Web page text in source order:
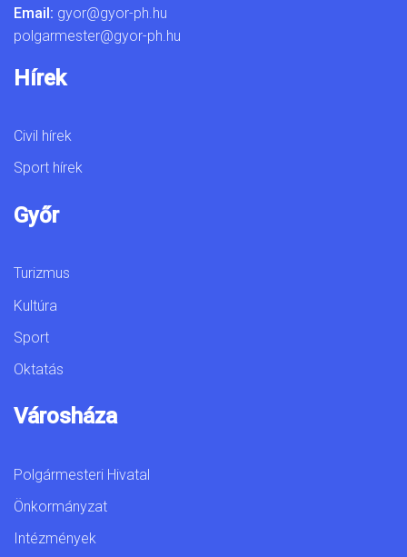
Email: gyor@gyor-ph.hu
polgarmester@gyor-ph.hu
Hírek
Civil hírek
Sport hírek
Győr
Turizmus
Kultúra
Sport
Oktatás
Városháza
Polgármesteri Hivatal
Önkormányzat
Intézmények